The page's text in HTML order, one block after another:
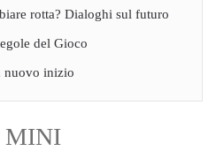
rotta? Dialoghi sul futuro
del Gioco
nuovo inizio
MINI